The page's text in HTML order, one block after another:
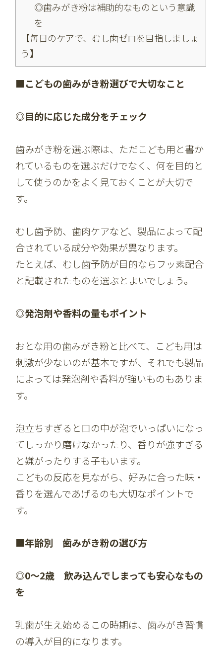
◎歯みがき粉は補助的なものという意識
を
【毎日のケアで、むし歯ゼロを目指しましょ
う】
■こどもの歯みがき粉選びで大切なこと
◎目的に応じた成分をチェック
歯みがき粉を選ぶ際は、ただこども用と書か
れているものを選ぶだけでなく、何を目的と
して使うのかをよく見ておくことが大切で
す。
むし歯予防、歯肉ケアなど、製品によって配
合されている成分や効果が異なります。
たとえば、むし歯予防が目的ならフッ素配合
と記載されたものを選ぶとよいでしょう。
◎発泡剤や香料の量もポイント
おとな用の歯みがき粉と比べて、こども用は
刺激が少ないのが基本ですが、それでも製品
によっては発泡剤や香料が強いものもありま
す。
泡立ちすぎると口の中が泡でいっぱいになっ
てしっかり磨けなかったり、香りが強すぎる
と嫌がったりする子もいます。
こどもの反応を見ながら、好みに合った味・
香りを選んであげるのも大切なポイントで
す。
■年齢別 歯みがき粉の選び方
◎0～2歳 飲み込んでしまっても安心なもの
を
乳歯が生え始めるこの時期は、歯みがき習慣
の導入が目的になります。